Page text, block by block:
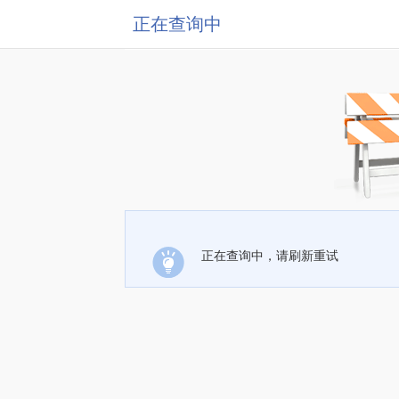
正在查询中
正在查询中，请刷新重试